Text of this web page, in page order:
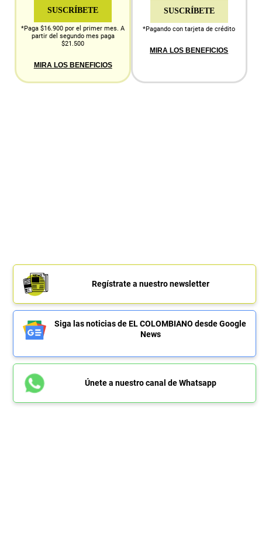
SUSCRÍBETE
*Paga $16.900 por el primer mes. A
partir del segundo mes paga
$21.500
MIRA LOS BENEFICIOS
SUSCRÍBETE
*Pagando con tarjeta de crédito
MIRA LOS BENEFICIOS
Regístrate a nuestro newsletter
Siga las noticias de EL COLOMBIANO desde Google
News
Únete a nuestro canal de Whatsapp